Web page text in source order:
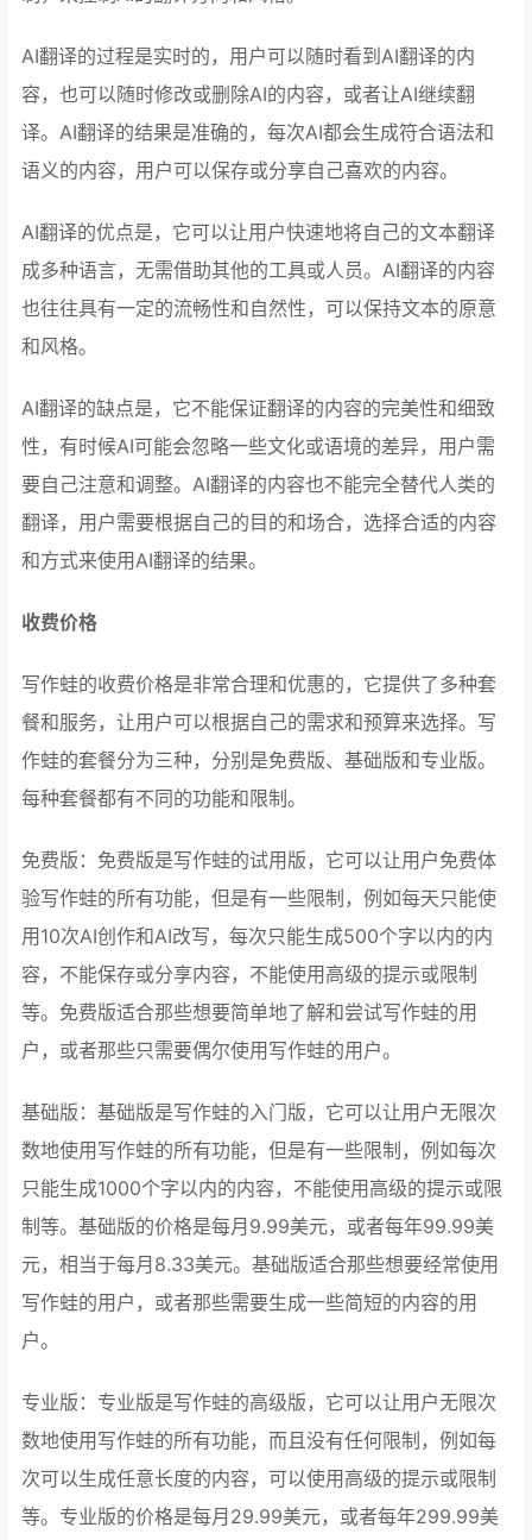
AI翻译的过程是实时的，用户可以随时看到AI翻译的内
容，也可以随时修改或删除AI的内容，或者让AI继续翻
译。AI翻译的结果是准确的，每次AI都会生成符合语法和
语义的内容，用户可以保存或分享自己喜欢的内容。
AI翻译的优点是，它可以让用户快速地将自己的文本翻译
成多种语言，无需借助其他的工具或人员。AI翻译的内容
也往往具有一定的流畅性和自然性，可以保持文本的原意
和风格。
AI翻译的缺点是，它不能保证翻译的内容的完美性和细致
性，有时候AI可能会忽略一些文化或语境的差异，用户需
要自己注意和调整。AI翻译的内容也不能完全替代人类的
翻译，用户需要根据自己的目的和场合，选择合适的内容
和方式来使用AI翻译的结果。
收费价格
写作蛙的收费价格是非常合理和优惠的，它提供了多种套
餐和服务，让用户可以根据自己的需求和预算来选择。写
作蛙的套餐分为三种，分别是免费版、基础版和专业版。
每种套餐都有不同的功能和限制。
免费版：免费版是写作蛙的试用版，它可以让用户免费体
验写作蛙的所有功能，但是有一些限制，例如每天只能使
用10次AI创作和AI改写，每次只能生成500个字以内的内
容，不能保存或分享内容，不能使用高级的提示或限制
等。免费版适合那些想要简单地了解和尝试写作蛙的用
户，或者那些只需要偶尔使用写作蛙的用户。
基础版：基础版是写作蛙的入门版，它可以让用户无限次
数地使用写作蛙的所有功能，但是有一些限制，例如每次
只能生成1000个字以内的内容，不能使用高级的提示或限
制等。基础版的价格是每月9.99美元，或者每年99.99美
元，相当于每月8.33美元。基础版适合那些想要经常使用
写作蛙的用户，或者那些需要生成一些简短的内容的用
户。
专业版：专业版是写作蛙的高级版，它可以让用户无限次
数地使用写作蛙的所有功能，而且没有任何限制，例如每
次可以生成任意长度的内容，可以使用高级的提示或限制
等。专业版的价格是每月29.99美元，或者每年299.99美